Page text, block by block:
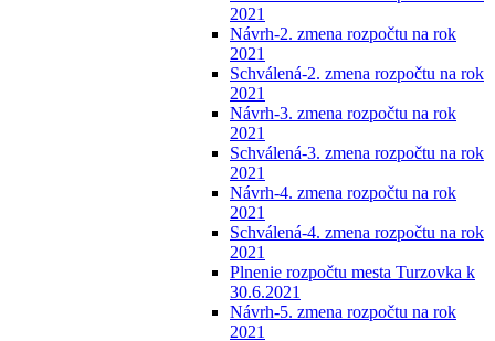
2021
Návrh-2. zmena rozpočtu na rok
2021
Schválená-2. zmena rozpočtu na rok
2021
Návrh-3. zmena rozpočtu na rok
2021
Schválená-3. zmena rozpočtu na rok
2021
Návrh-4. zmena rozpočtu na rok
2021
Schválená-4. zmena rozpočtu na rok
2021
Plnenie rozpočtu mesta Turzovka k
30.6.2021
Návrh-5. zmena rozpočtu na rok
2021